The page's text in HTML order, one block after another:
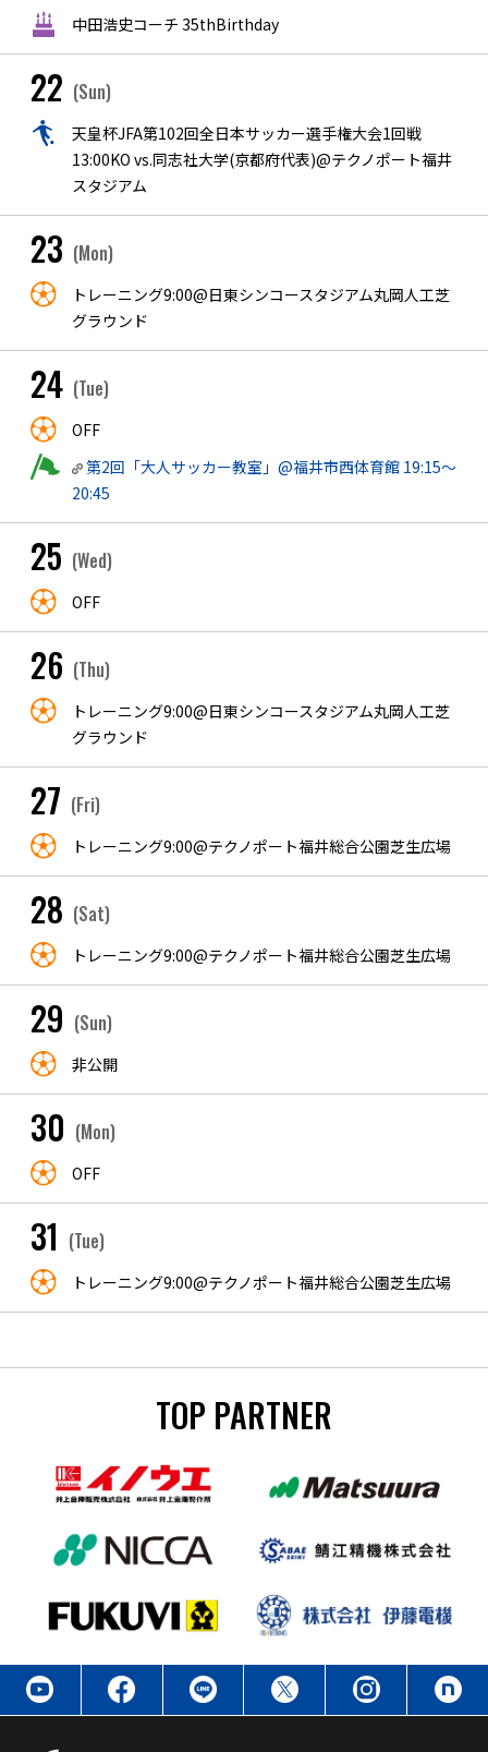
中田浩史コーチ 35thBirthday
22 (Sun)
天皇杯JFA第102回全日本サッカー選手権大会1回戦
13:00KO vs.同志社大学(京都府代表)@テクノポート福井
スタジアム
23 (Mon)
トレーニング9:00@日東シンコースタジアム丸岡人工芝
グラウンド
24 (Tue)
OFF
第2回「大人サッカー教室」@福井市西体育館 19:15〜
20:45
25 (Wed)
OFF
26 (Thu)
トレーニング9:00@日東シンコースタジアム丸岡人工芝
グラウンド
27 (Fri)
トレーニング9:00@テクノポート福井総合公園芝生広場
28 (Sat)
トレーニング9:00@テクノポート福井総合公園芝生広場
29 (Sun)
非公開
30 (Mon)
OFF
31 (Tue)
トレーニング9:00@テクノポート福井総合公園芝生広場
TOP PARTNER